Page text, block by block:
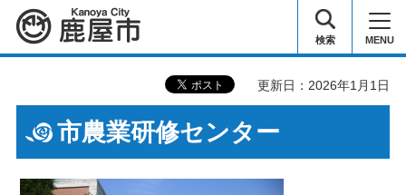
鹿屋市 検索 MENU
更新日：2026年1月1日
市農業研修センター